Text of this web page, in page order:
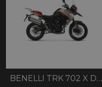
BENELLI TRK 702 X DUNE SEA